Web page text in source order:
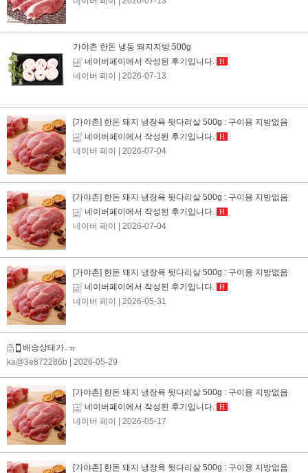
가야촌 한돈 냉동 돼지지방 500g
네이버페이에서 작성된 후기입니다. H
네이버 페이 | 2026-07-13
[가야촌] 한돈 돼지 냉장육 뒷다리살 500g : 구이용 지방없음
네이버페이에서 작성된 후기입니다. H
네이버 페이 | 2026-07-04
[가야촌] 한돈 돼지 냉장육 뒷다리살 500g : 구이용 지방없음
네이버페이에서 작성된 후기입니다. H
네이버 페이 | 2026-07-04
[가야촌] 한돈 돼지 냉장육 뒷다리살 500g : 구이용 지방없음
네이버페이에서 작성된 후기입니다. H
네이버 페이 | 2026-05-31
배송상태가..ㅠ
ka@3e872286b
| 2026-05-29
[가야촌] 한돈 돼지 냉장육 뒷다리살 500g : 구이용 지방없음
네이버페이에서 작성된 후기입니다. H
네이버 페이 | 2026-05-17
[가야촌] 한돈 돼지 냉장육 뒷다리살 500g : 구이용 지방없음